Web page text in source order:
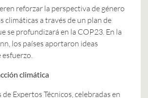
reforzar la perspectiva de género
climáticas a través de un plan de
se profundizará en la COP23. En la
los países aportaron ideas
climática
de Expertos Técnicos, celebradas en